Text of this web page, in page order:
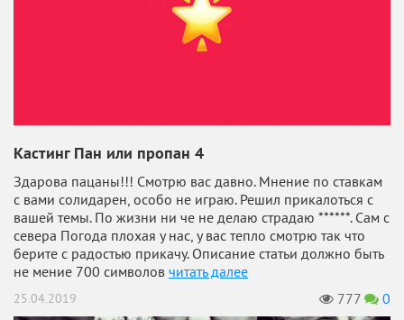
Кастинг Пан или пропан 4
Здарова пацаны!!! Смотрю вас давно. Мнение по ставкам
с вами солидарен, особо не играю. Решил прикалоться с
вашей темы. По жизни ни че не делаю страдаю ******. Сам с
севера Погода плохая у нас, у вас тепло смотрю так что
берите с радостью прикачу. Описание статьи должно быть
не мение 700 символов читать далее
25.04.2019 777 0